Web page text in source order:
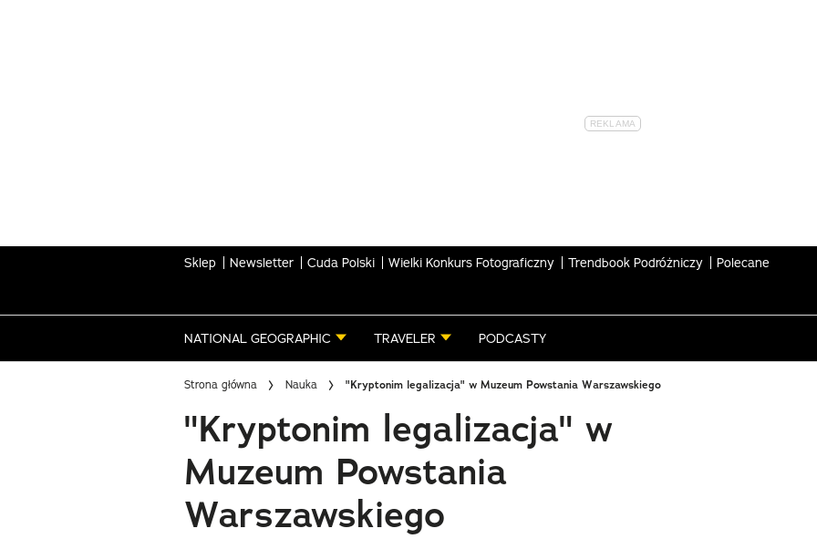
Sklep Newsletter Cuda Polski Wielki Konkurs Fotograficzny Trendbook Podróżniczy Polecane
NATIONAL GEOGRAPHIC TRAVELER PODCASTY
Strona główna Nauka "Kryptonim legalizacja" w Muzeum Powstania Warszawskiego
"Kryptonim legalizacja" w
Muzeum Powstania
Warszawskiego